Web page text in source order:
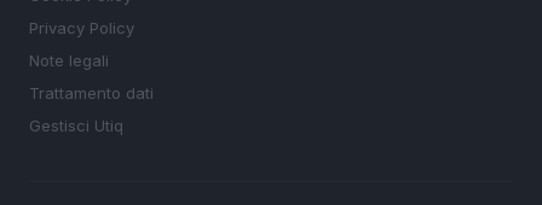
Privacy Policy
Note legali
Trattamento dati
Gestisci Utiq